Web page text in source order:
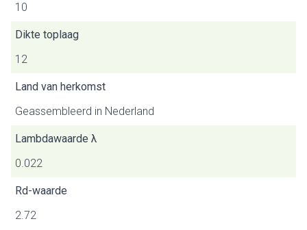
10
Dikte toplaag
12
Land van herkomst
Geassembleerd in Nederland
Lambdawaarde λ
0.022
Rd-waarde
2.72